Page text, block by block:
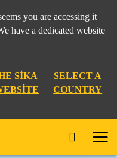
you are accessing it
have a dedicated website
SIKA
SELECT A
COUNTRY